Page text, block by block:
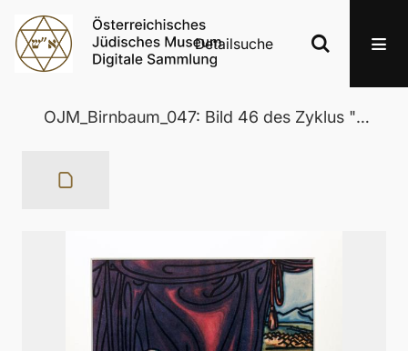
Detailsuche
OJM_Birnbaum_047: Bild 46 des Zyklus "Moses"